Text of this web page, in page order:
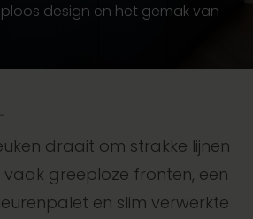
design en het gemak van
draait om strakke lijnen
vaak greeploze fronten, een
en slim verwerkte